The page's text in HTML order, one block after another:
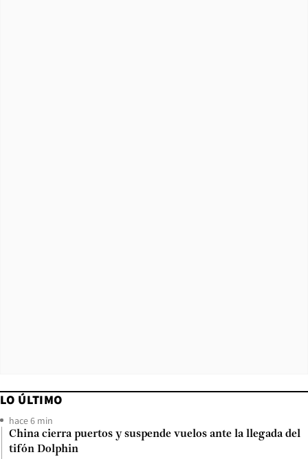
LO ÚLTIMO
hace 6 min
China cierra puertos y suspende vuelos ante la llegada del
tifón Dolphin